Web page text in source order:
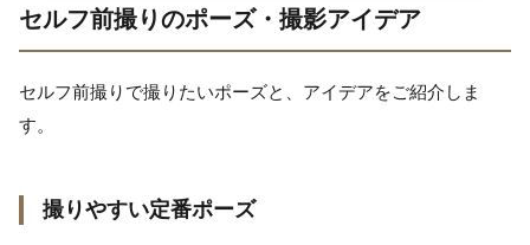
セルフ前撮りのポーズ・撮影アイデア
セルフ前撮りで撮りたいポーズと、アイデアをご紹介しま
す。
撮りやすい定番ポーズ